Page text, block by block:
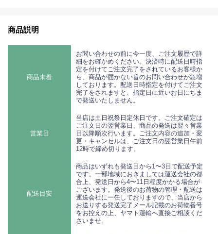
商品説明
商品未着
お問い合わせの前に今一度、ご注文履歴で詳
細をお確かめください。決済時に配送日時指
定を付けてご注文完了をされているお客様か
ら、商品が届かない旨のお問い合わせが急増
しております。配送日時指定を付けてご注文
完了をされますと、指定日に近いお日にちま
で発送いたしません。
営業日
当店は土日祝祭日定休日です。ご注文確定は
ご注文日の翌営業日、商品の発送は翌々営業
日以降順次行います。ご注文内容の追加・変
更・キャンセルは、ご注文日の翌営業日午前
12時で締め切ります。
配送目安
商品はいずれも発送日から1〜3日で配送予定
です。一部地域におきましては運送会社の都
合上、発送日から4〜11日程度かかる場合が
ございます。発送後のお荷物の管理・配送は
運送会社に一任しておりますので、当店から
お送りする発送完了メール記載のお荷物番号
をお控えの上、ヤマト運輸へ直接ご相談くだ
さいませ。